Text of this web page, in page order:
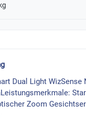
Dual Light WizSense
Zoom